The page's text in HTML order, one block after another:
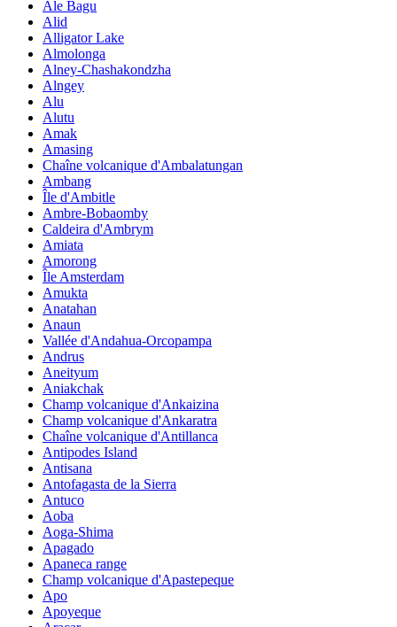
Ale Bagu
Alid
Alligator Lake
Almolonga
Alney-Chashakondzha
Alngey
Alu
Alutu
Amak
Amasing
Chaîne volcanique d'Ambalatungan
Ambang
Île d'Ambitle
Ambre-Bobaomby
Caldeira d'Ambrym
Amiata
Amorong
Île Amsterdam
Amukta
Anatahan
Anaun
Vallée d'Andahua-Orcopampa
Andrus
Aneityum
Aniakchak
Champ volcanique d'Ankaizina
Champ volcanique d'Ankaratra
Chaîne volcanique d'Antillanca
Antipodes Island
Antisana
Antofagasta de la Sierra
Antuco
Aoba
Aoga-Shima
Apagado
Apaneca range
Champ volcanique d'Apastepeque
Apo
Apoyeque